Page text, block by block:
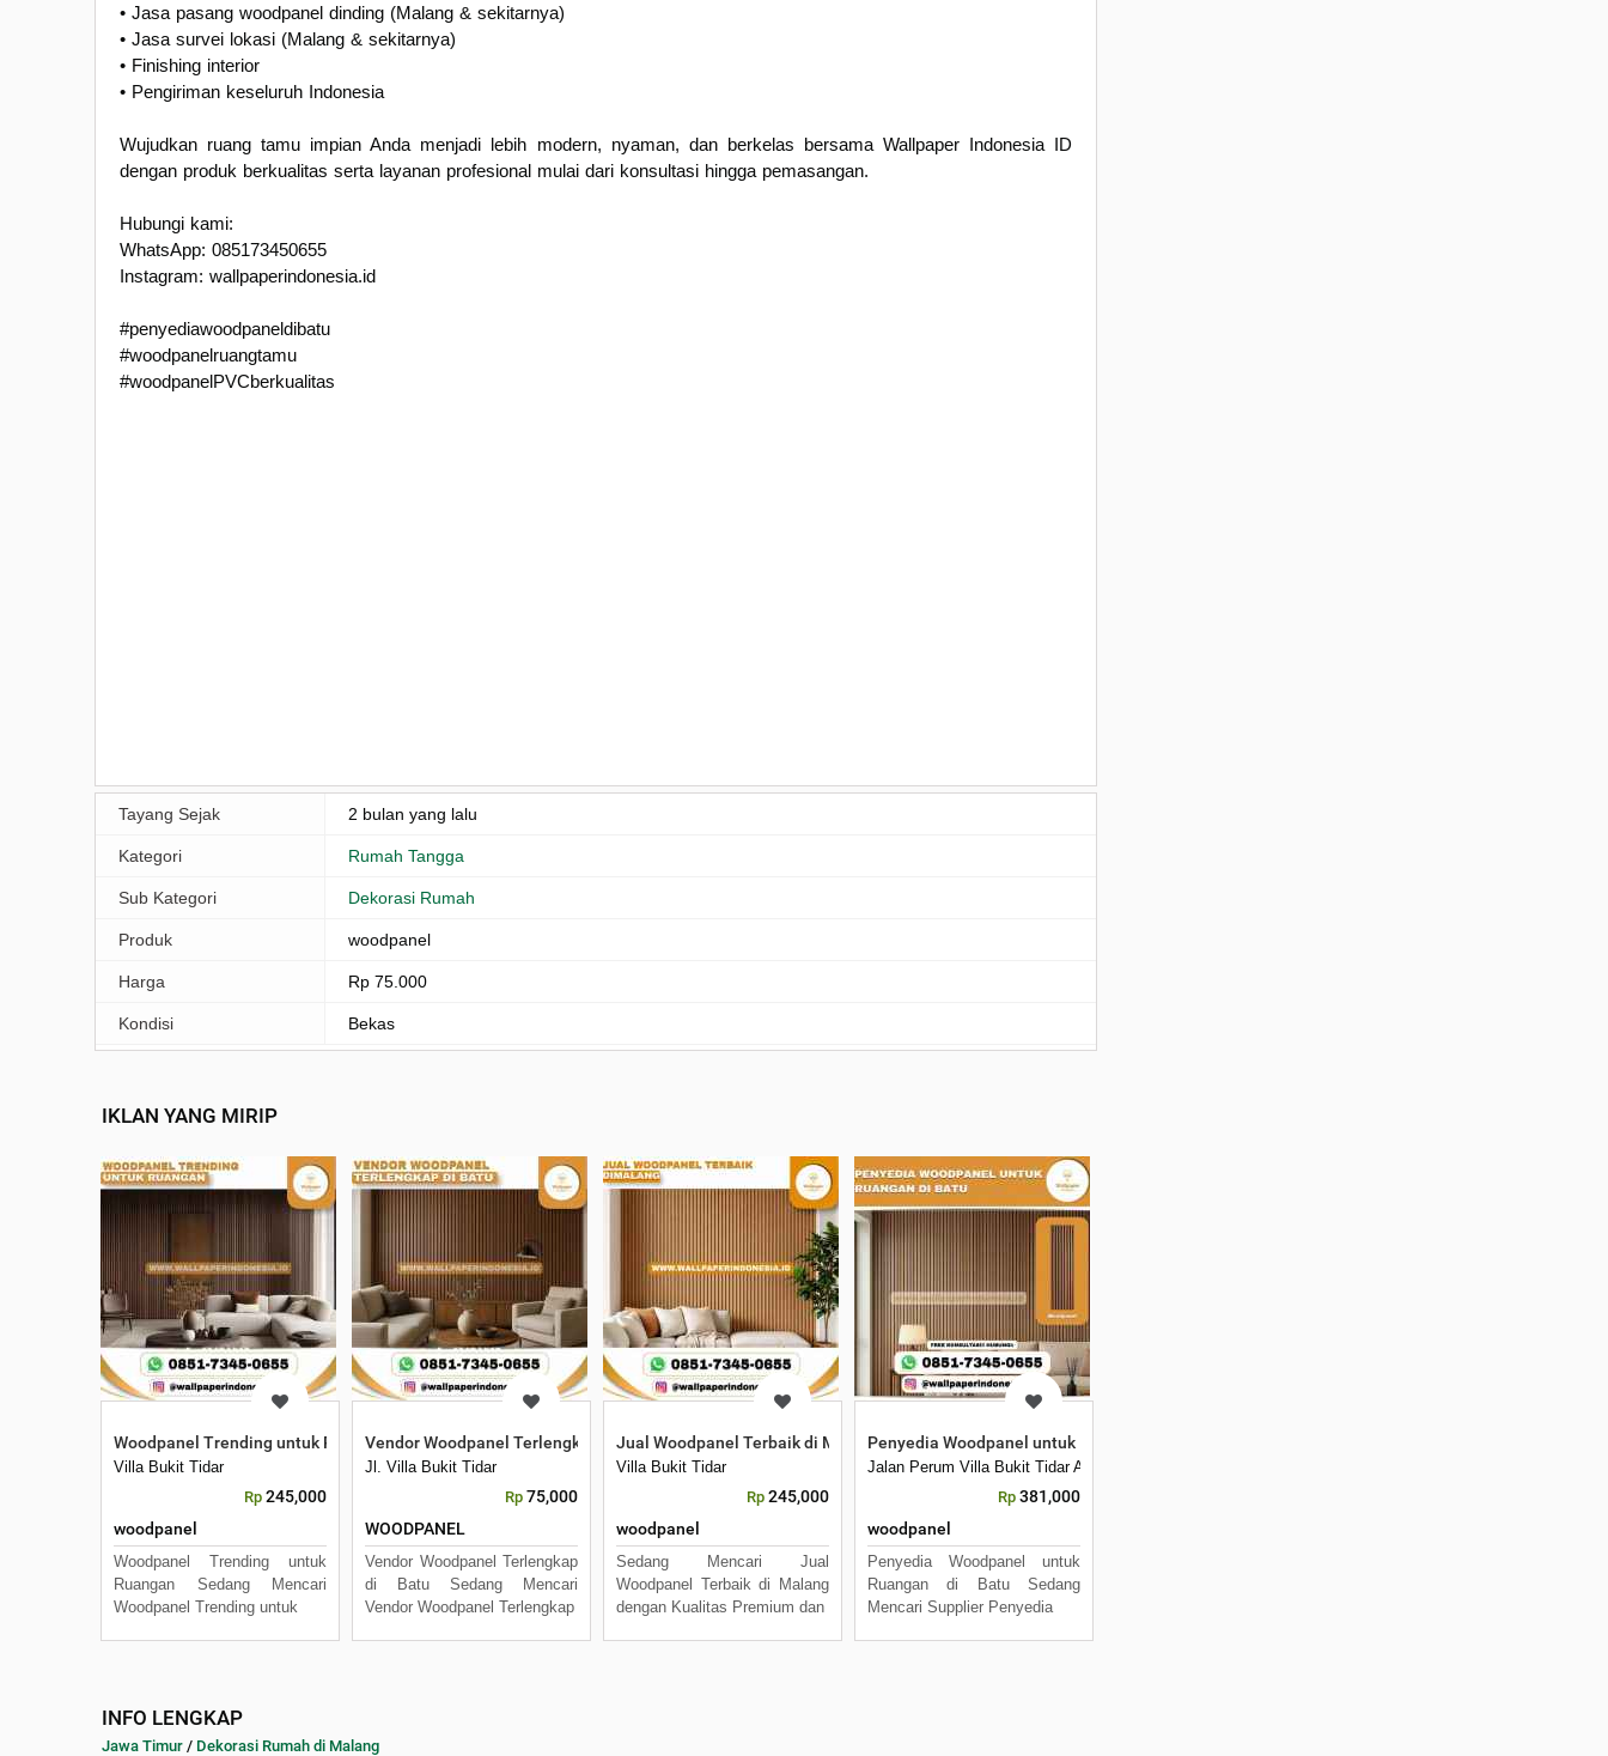
• Jasa pasang woodpanel dinding (Malang & sekitarnya)
• Jasa survei lokasi (Malang & sekitarnya)
• Finishing interior
• Pengiriman keseluruh Indonesia
Wujudkan ruang tamu impian Anda menjadi lebih modern, nyaman, dan berkelas bersama Wallpaper Indonesia ID
dengan produk berkualitas serta layanan profesional mulai dari konsultasi hingga pemasangan.
Hubungi kami:
WhatsApp: 085173450655
Instagram: wallpaperindonesia.id
#penyediawoodpaneldibatu
#woodpanelruangtamu
#woodpanelPVCberkualitas
Tayang Sejak 2 bulan yang lalu
Kategori Rumah Tangga
Sub Kategori Dekorasi Rumah
Produk woodpanel
Harga Rp 75.000
Kondisi Bekas
IKLAN YANG MIRIP
Woodpanel Trending untuk Ruangan
Villa Bukit Tidar
Rp 245,000
woodpanel
Woodpanel Trending untuk
Ruangan Sedang Mencari
Woodpanel Trending untuk
Vendor Woodpanel Terlengkap di Batu
Jl. Villa Bukit Tidar
Rp 75,000
WOODPANEL
Vendor Woodpanel Terlengkap
di Batu Sedang Mencari
Vendor Woodpanel Terlengkap
Jual Woodpanel Terbaik di Malang
Villa Bukit Tidar
Rp 245,000
woodpanel
Sedang Mencari Jual
Woodpanel Terbaik di Malang
dengan Kualitas Premium dan
Penyedia Woodpanel untuk Ruangan di Batu
Jalan Perum Villa Bukit Tidar A4, Merjosari, Kec. Lowokwaru, Kota Malang
Rp 381,000
woodpanel
Penyedia Woodpanel untuk
Ruangan di Batu Sedang
Mencari Supplier Penyedia
INFO LENGKAP
Jawa Timur / Dekorasi Rumah di Malang